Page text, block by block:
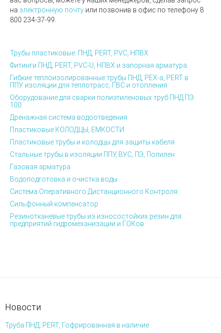
на электронную почту или позвонив в офис по телефону 8
800 234-37-99.
Трубы пластиковые: ПНД, PERT, PVC, НПВХ
Фитинги ПНД, PERT, PVC-U, НПВХ и запорная арматура
Гибкие теплоизолированные трубы ПНД, PEX-а, PERT в
ППУ изоляции для теплотрасс, ГВС и отопления
Оборудование для сварки полиэтиленовых труб ПНД ПЭ
100
Дренажная система водоотведения
Пластиковые КОЛОДЦЫ, ЕМКОСТИ
Пластиковые трубы и колодцы для защиты кабеля
Стальные трубы в изоляции ППУ, ВУС, ПЭ, Полилен
Газовая арматура
Водоподготовка и очистка воды
Система Оперативного Дистанционного Контроля
Сильфонный компенсатор
Резинотканевые трубы из износостойких резин для
предприятий гидромеханизации и ГОКов
Новости
Труба ПНД, PERT, Гофрированная в наличие